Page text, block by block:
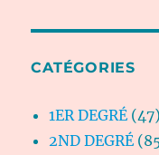
CATÉGORIES
1ER DEGRÉ (47)
2ND DEGRÉ